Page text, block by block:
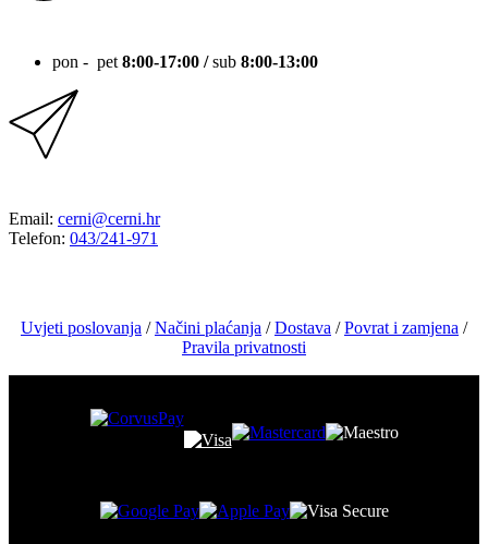
pon - pet 8:00-17:00 /sub 8:00-13:00
Email: cerni@cerni.hr
Telefon: 043/241-971
Uvjeti poslovanja /Načini plaćanja /Dostava /Povrat i zamjena /
Pravila privatnosti